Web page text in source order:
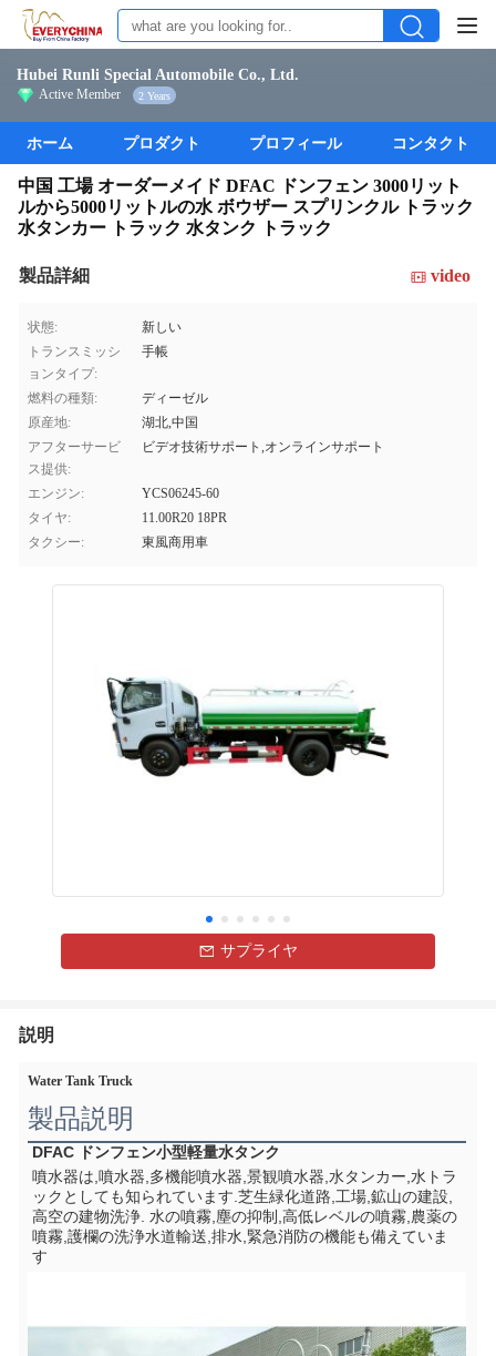
Hubei Runli Special Automobile Co., Ltd.
Active Member 2 Years
ホーム プロダクト プロフィール コンタクト
中国 工場 オーダーメイド DFAC ドンフェン 3000リット
ルから5000リットルの水 ボウザー スプリンクル トラック
水タンカー トラック 水タンク トラック
製品詳細 video
状態:
新しい
トランスミッシ
ョンタイプ:
手帳
燃料の種類:
ディーゼル
原産地:
湖北,中国
アフターサービ
ス提供:
ビデオ技術サポート,オンラインサポート
エンジン:
YCS06245-60
タイヤ:
11.00R20 18PR
タクシー:
東風商用車
サプライヤ
説明
Water Tank Truck
製品説明
DFAC ドンフェン小型軽量水タンク
噴水器は,噴水器,多機能噴水器,景観噴水器,水タンカー,水トラ
ックとしても知られています.芝生緑化道路,工場,鉱山の建設,
高空の建物洗浄. 水の噴霧,塵の抑制,高低レベルの噴霧,農薬の
噴霧,護欄の洗浄水道輸送,排水,緊急消防の機能も備えていま
す